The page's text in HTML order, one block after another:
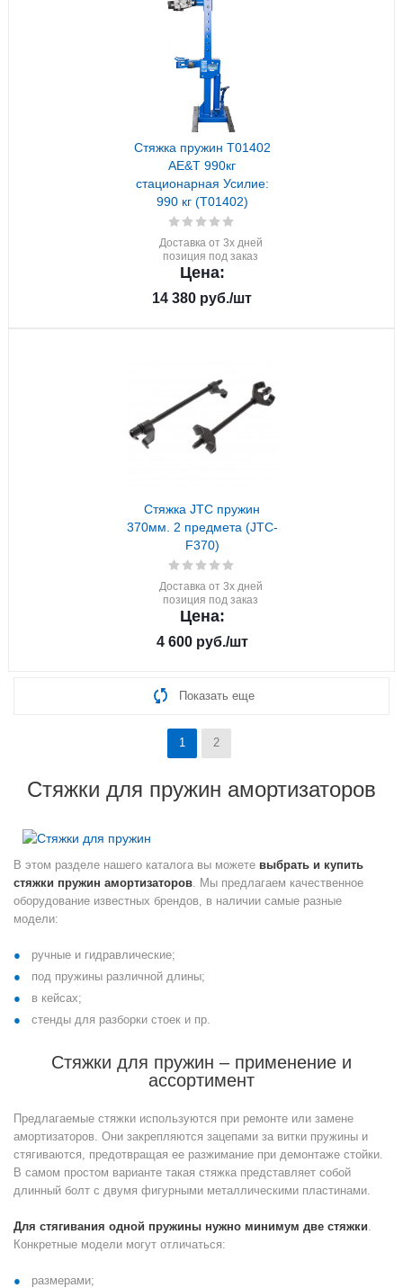
Стяжка пружин T01402
AE&T 990кг
стационарная Усилие:
990 кг (T01402)
Доставка от 3х дней
позиция под заказ
Цена:
14 380 руб./шт
Стяжка JTC пружин
370мм. 2 предмета (JTC-
F370)
Доставка от 3х дней
позиция под заказ
Цена:
4 600руб./шт
Показать еще
1 2
Стяжки для пружин амортизаторов
В этом разделе нашего каталога вы можете выбрать и купить
стяжки пружин амортизаторов. Мы предлагаем качественное
оборудование известных брендов, в наличии самые разные
модели:
ручные и гидравлические;
под пружины различной длины;
в кейсах;
стенды для разборки стоек и пр.
Стяжки для пружин ‒ применение и
ассортимент
Предлагаемые стяжки используются при ремонте или замене
амортизаторов. Они закрепляются зацепами за витки пружины и
стягиваются, предотвращая ее разжимание при демонтаже стойки.
В самом простом варианте такая стяжка представляет собой
длинный болт с двумя фигурными металлическими пластинами.
Для стягивания одной пружины нужно минимум две стяжки.
Конкретные модели могут отличаться:
размерами;